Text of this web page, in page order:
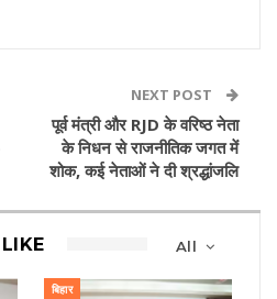
NEXT POST
पूर्व मंत्री और RJD के वरिष्ठ नेता
के निधन से राजनीतिक जगत में
शोक, कई नेताओं ने दी श्रद्धांजलि
All
बिहार